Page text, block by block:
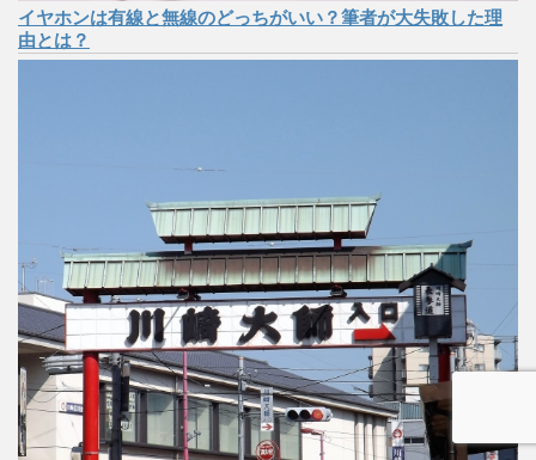
イヤホンは有線と無線のどっちがいい？筆者が大失敗した理
由とは？